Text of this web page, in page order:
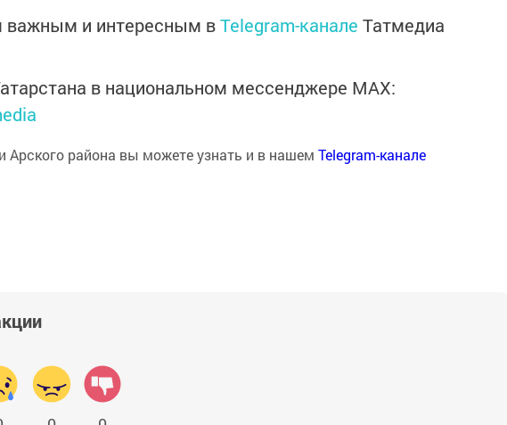
важным и интересным вTelegram-канале Татмедиа
в национальном мессенджере MАХ:
Арского района вы можете узнать и в нашем Telegram-канале